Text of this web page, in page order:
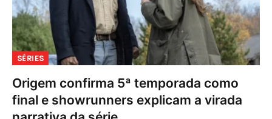
SÉRIES
Origem confirma 5ª temporada como
final e showrunners explicam a virada